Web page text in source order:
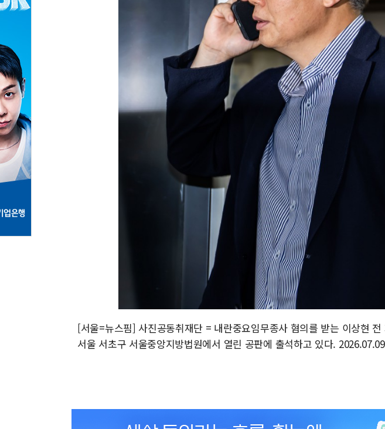
[서울=뉴스핌] 사진공동취재단 = 내란중요임무종사 혐의를 받는 이상현
서울 서초구 서울중앙지방법원에서 열린 공판에 출석하고 있다.